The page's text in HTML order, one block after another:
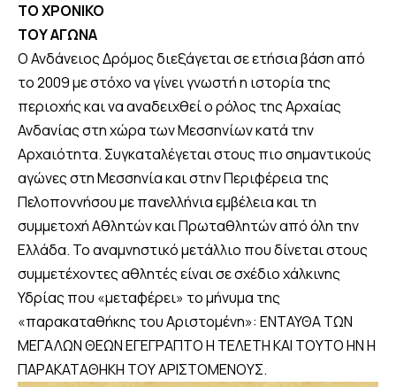
ΤΟ ΧΡΟΝΙΚΟ
ΤΟΥ ΑΓΩΝΑ
Ο Ανδάνειος Δρόμος διεξάγεται σε ετήσια βάση από
το 2009 με στόχο να γίνει γνωστή η ιστορία της
περιοχής και να αναδειχθεί ο ρόλος της Αρχαίας
Ανδανίας στη χώρα των Μεσσηνίων κατά την
Αρχαιότητα. Συγκαταλέγεται στους πιο σημαντικούς
αγώνες στη Μεσσηνία και στην Περιφέρεια της
Πελοποννήσου με πανελλήνια εμβέλεια και τη
συμμετοχή Αθλητών και Πρωταθλητών από όλη την
Ελλάδα. Το αναμνηστικό μετάλλιο που δίνεται στους
συμμετέχοντες αθλητές είναι σε σχέδιο χάλκινης
Υδρίας που «μεταφέρει» το μήνυμα της
«παρακαταθήκης του Αριστομένη»: ΕΝΤΑΥΘΑ ΤΩΝ
ΜΕΓΑΛΩΝ ΘΕΩΝ ΕΓΕΓΡΑΠΤΟ Η ΤΕΛΕΤΗ ΚΑΙ ΤΟΥΤΟ ΗΝ Η
ΠΑΡΑΚΑΤΑΘΗΚΗ ΤΟΥ ΑΡΙΣΤΟΜΕΝΟΥΣ.